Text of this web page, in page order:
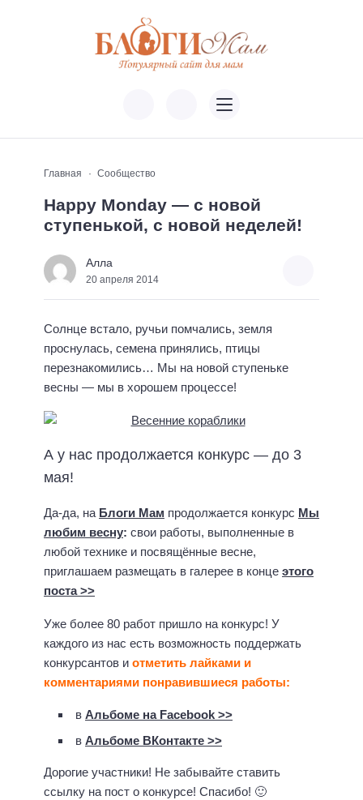
Главная Сообщество
Happy Monday — с новой
ступенькой, с новой неделей!
Алла
20 апреля 2014
Солнце встало, ручьи помчались, земля
проснулась, семена принялись, птицы
перезнакомились… Мы на новой ступеньке
весны — мы в хорошем процессе!
А у нас продолжается конкурс — до 3
мая!
Да-да, на Блоги Мам продолжается конкурс Мы
любим весну: свои работы, выполненные в
любой технике и посвящённые весне,
приглашаем размещать в галерее в конце этого
поста >>
Уже более 80 работ пришло на конкурс! У
каждого из нас есть возможность поддержать
конкурсантов и отметить лайками и
комментариями понравившиеся работы:
в Альбоме на Facebook >>
в Альбоме ВКонтакте >>
Дорогие участники! Не забывайте ставить
ссылку на пост о конкурсе! Спасибо! 🙂